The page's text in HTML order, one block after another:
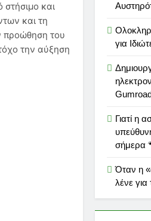
Ελλάδα
Κάθε Μεταφορικής
και
και τη
προώθηση του
την αύξηση
για
Γιατί η
σήμερα
Όταν η
λένε